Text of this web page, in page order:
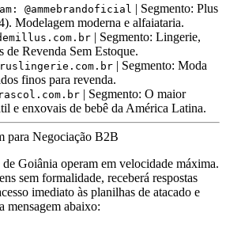
@ammebrandoficial | Segmento: Plus
Modelagem moderna e alfaiataria.
| Segmento: Lingerie,
Revenda Sem Estoque.
| Segmento: Moda
finos para revenda.
| Segmento: O maior
e enxovais de bebê da América Latina.
para Negociação B2B
Goiânia operam em velocidade máxima.
sem formalidade, receberá respostas
imediato às planilhas de atacado e
mensagem abaixo: